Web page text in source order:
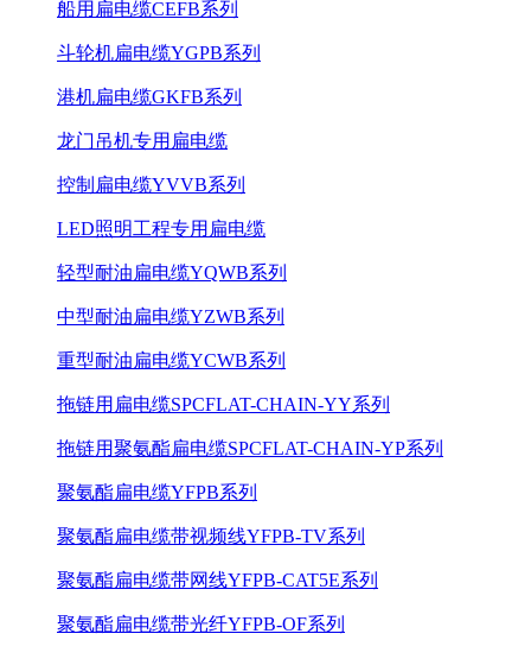
船用扁电缆CEFB系列
斗轮机扁电缆YGPB系列
港机扁电缆GKFB系列
龙门吊机专用扁电缆
控制扁电缆YVVB系列
LED照明工程专用扁电缆
轻型耐油扁电缆YQWB系列
中型耐油扁电缆YZWB系列
重型耐油扁电缆YCWB系列
拖链用扁电缆SPCFLAT-CHAIN-YY系列
拖链用聚氨酯扁电缆SPCFLAT-CHAIN-YP系列
聚氨酯扁电缆YFPB系列
聚氨酯扁电缆带视频线YFPB-TV系列
聚氨酯扁电缆带网线YFPB-CAT5E系列
聚氨酯扁电缆带光纤YFPB-OF系列